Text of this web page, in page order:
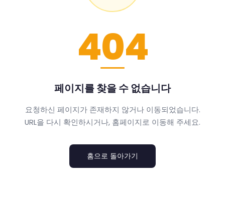
404
페이지를 찾을 수 없습니다
요청하신 페이지가 존재하지 않거나 이동되었습니다.
URL을 다시 확인하시거나, 홈페이지로 이동해 주세요.
홈으로 돌아가기